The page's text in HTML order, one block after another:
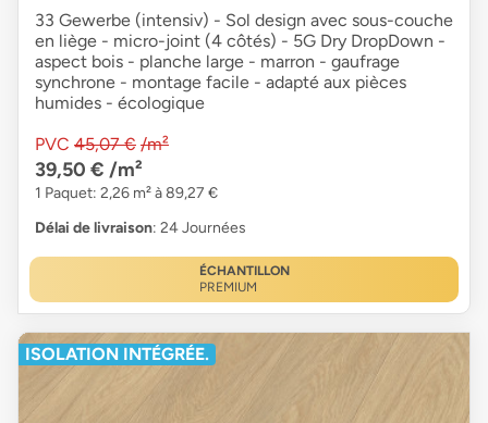
33 Gewerbe (intensiv) - Sol design avec sous-couche
en liège - micro-joint (4 côtés) - 5G Dry DropDown -
aspect bois - planche large - marron - gaufrage
synchrone - montage facile - adapté aux pièces
humides - écologique
PVC 45,07 € /m²
39,50 € /m²
1 Paquet: 2,26 m² à 89,27 €
Délai de livraison: 24 Journées
ÉCHANTILLON
PREMIUM
ISOLATION INTÉGRÉE.